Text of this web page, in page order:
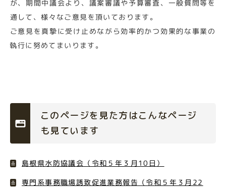
が、期間中議会より、議案審議や予算審査、一般質問等を
通して、様々なご意見を頂いております。
ご意見を真摯に受け止めながら効率的かつ効果的な事業の
執行に努めてまいります。
このページを見た方はこんなページ
も見ています
島根県水防協議会（令和５年３月10日）
専門系事務職場誘致促進業務報告（令和５年３月22